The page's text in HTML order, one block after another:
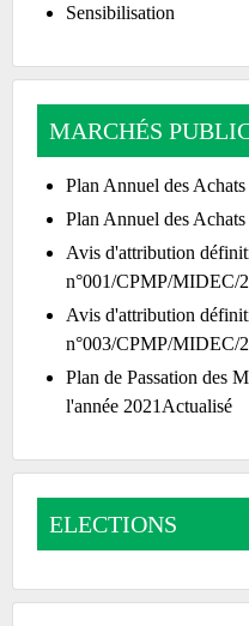
Sensibilisation
MARCHÉS
Plan Annuel des
Plan Annuel des
Avis d'attribution
n°001/CPMP/MIDEC/
Avis d'attribution
n°003/CPMP/MIDEC/
Plan de Passation des
l'année 2021Actualisé
ELECTIONS